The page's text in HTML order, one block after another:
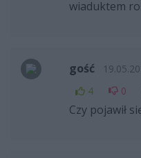
wiaduktem
gość
4
0
Czy pojawił